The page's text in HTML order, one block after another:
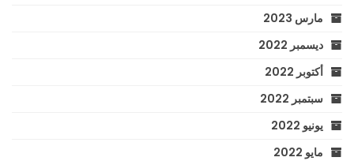
مارس 2023
ديسمبر 2022
أكتوبر 2022
سبتمبر 2022
يونيو 2022
مايو 2022